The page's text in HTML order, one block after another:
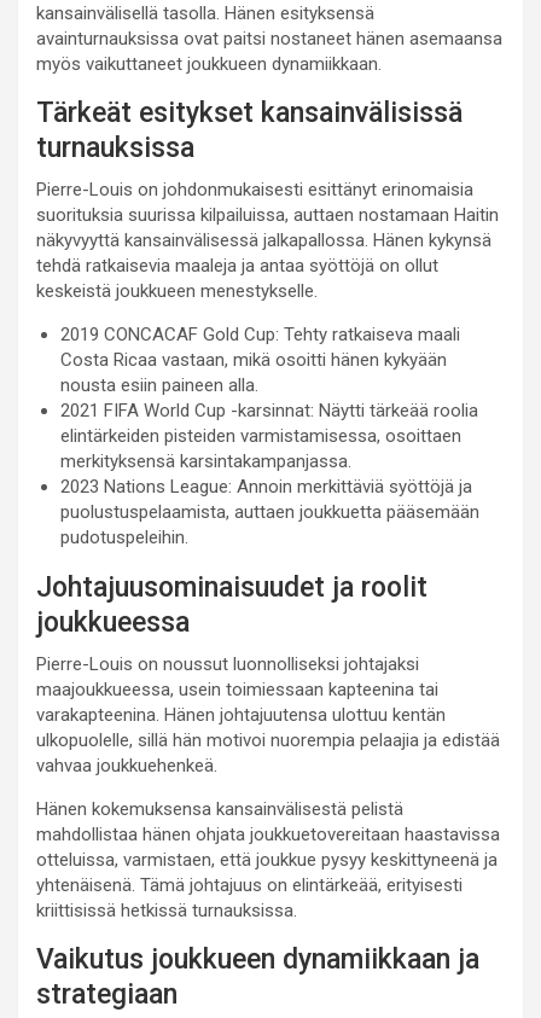
kansainvälisellä tasolla. Hänen esityksensä
avainturnauksissa ovat paitsi nostaneet hänen asemaansa
myös vaikuttaneet joukkueen dynamiikkaan.
Tärkeät esitykset kansainvälisissä
turnauksissa
Pierre-Louis on johdonmukaisesti esittänyt erinomaisia
suorituksia suurissa kilpailuissa, auttaen nostamaan Haitin
näkyvyyttä kansainvälisessä jalkapallossa. Hänen kykynsä
tehdä ratkaisevia maaleja ja antaa syöttöjä on ollut
keskeistä joukkueen menestykselle.
2019 CONCACAF Gold Cup: Tehty ratkaiseva maali
Costa Ricaa vastaan, mikä osoitti hänen kykyään
nousta esiin paineen alla.
2021 FIFA World Cup -karsinnat: Näytti tärkeää roolia
elintärkeiden pisteiden varmistamisessa, osoittaen
merkityksensä karsintakampanjassa.
2023 Nations League: Annoin merkittäviä syöttöjä ja
puolustuspelaamista, auttaen joukkuetta pääsemään
pudotuspeleihin.
Johtajuusominaisuudet ja roolit
joukkueessa
Pierre-Louis on noussut luonnolliseksi johtajaksi
maajoukkueessa, usein toimiessaan kapteenina tai
varakapteenina. Hänen johtajuutensa ulottuu kentän
ulkopuolelle, sillä hän motivoi nuorempia pelaajia ja edistää
vahvaa joukkuehenkeä.
Hänen kokemuksensa kansainvälisestä pelistä
mahdollistaa hänen ohjata joukkuetovereitaan haastavissa
otteluissa, varmistaen, että joukkue pysyy keskittyneenä ja
yhtenäisenä. Tämä johtajuus on elintärkeää, erityisesti
kriittisissä hetkissä turnauksissa.
Vaikutus joukkueen dynamiikkaan ja
strategiaan